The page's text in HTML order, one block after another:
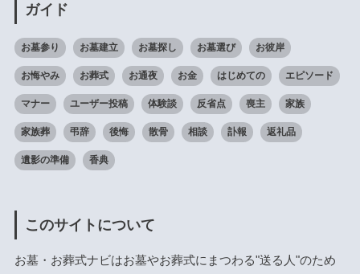
ガイド
お墓参り お墓建立 お墓探し お墓選び お彼岸
お悔やみ お葬式 お通夜 お金 はじめての エピソード
マナー ユーザー投稿 体験談 反省点 喪主 家族
家族葬 弔辞 後悔 散骨 相談 訃報 返礼品
遺影の準備 香典
このサイトについて
お墓・お葬式ナビはお墓やお葬式にまつわる"送る人"のため